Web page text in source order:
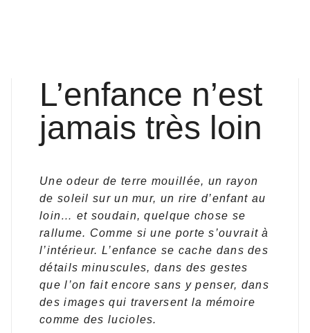
L’enfance n’est
jamais très loin
Une odeur de terre mouillée, un rayon
de soleil sur un mur, un rire d’enfant au
loin… et soudain, quelque chose se
rallume. Comme si une porte s’ouvrait à
l’intérieur. L’enfance se cache dans des
détails minuscules, dans des gestes
que l’on fait encore sans y penser, dans
des images qui traversent la mémoire
comme des lucioles.